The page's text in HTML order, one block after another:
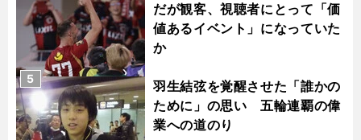
だが観客、視聴者にとって「価
値あるイベント」になっていた
か
羽生結弦を覚醒させた「誰かの
ために」の思い 五輪連覇の偉
業への道のり
5